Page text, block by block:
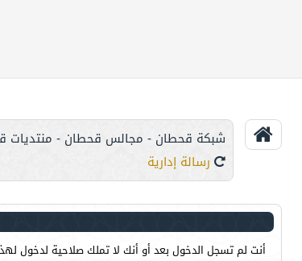
شبكة قحطان - مجالس قحطان - منتديات
رسالة إدارية
أنت لم تسجل الدخول بعد أو أنك لا تملك صلاحية لدخول